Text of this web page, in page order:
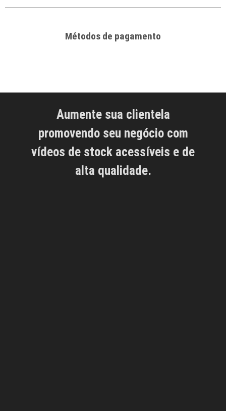
Métodos de pagamento
Aumente sua clientela
promovendo seu negócio com
vídeos de stock acessíveis e de
alta qualidade.